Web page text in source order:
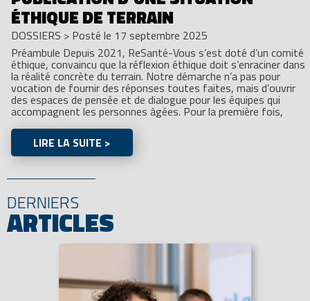
ÉTHIQUE DE TERRAIN
DOSSIERS > Posté le 17 septembre 2025
Préambule Depuis 2021, ReSanté-Vous s’est doté d’un comité
éthique, convaincu que la réflexion éthique doit s’enraciner dans
la réalité concrète du terrain. Notre démarche n’a pas pour
vocation de fournir des réponses toutes faites, mais d’ouvrir
des espaces de pensée et de dialogue pour les équipes qui
accompagnent les personnes âgées. Pour la première fois,
LIRE LA SUITE >
DERNIERS
ARTICLES